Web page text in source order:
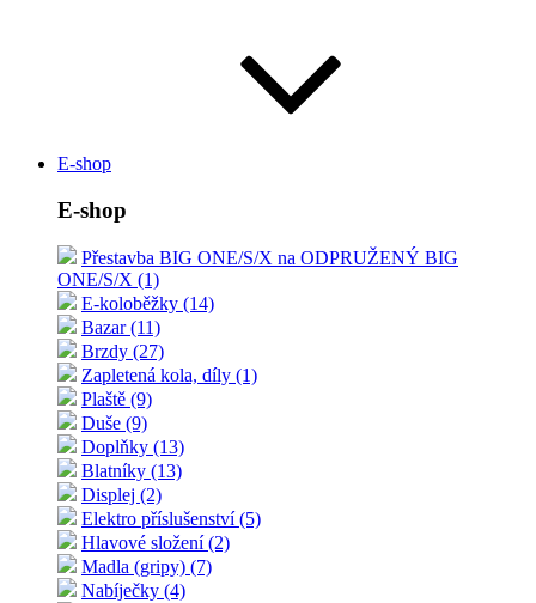
E-shop
E-shop
Přestavba BIG ONE/S/X na ODPRUŽENÝ BIG
ONE/S/X (1)
E-koloběžky (14)
Bazar (11)
Brzdy (27)
Zapletená kola, díly (1)
Plaště (9)
Duše (9)
Doplňky (13)
Blatníky (13)
Displej (2)
Elektro příslušenství (5)
Hlavové složení (2)
Madla (gripy) (7)
Nabíječky (4)